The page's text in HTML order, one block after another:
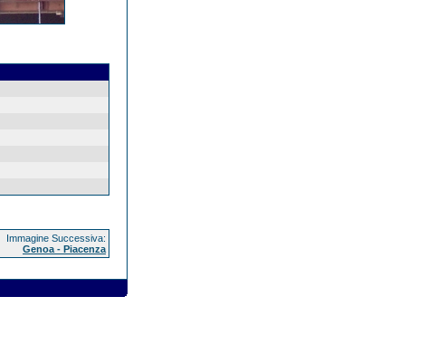
Immagine Successiva:
Genoa - Piacenza